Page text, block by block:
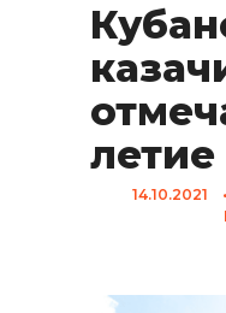
летие
14.10.2021 •